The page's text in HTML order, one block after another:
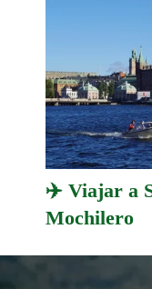
✈️ Viajar a
Mochilero